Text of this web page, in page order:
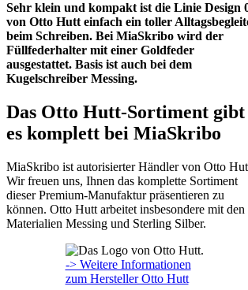
Sehr klein und kompakt ist die Linie Design
von Otto Hutt einfach ein toller
beim Schreiben. Bei MiaSkribo wird der
Füllfederhalter mit einer Goldfeder
ausgestattet. Basis ist auch bei dem
Kugelschreiber Messing.
Das Otto Hutt-Sortiment gibt
es komplett bei MiaSkribo
MiaSkribo ist autorisierter Händler von Otto
Wir freuen uns, Ihnen das komplette Sortiment
dieser Premium-Manufaktur präsentieren zu
können. Otto Hutt arbeitet insbesondere mit den
Materialien Messing und Sterling Silber.
-> Weitere Informationen
zum Hersteller Otto Hutt